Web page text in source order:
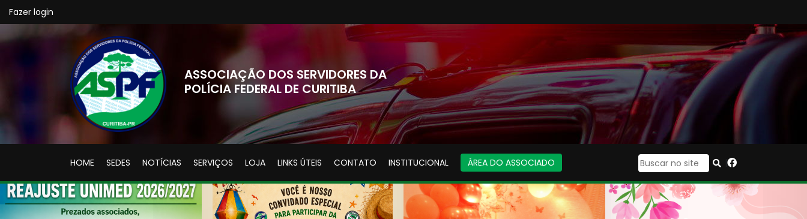
Fazer login
ASSOCIAÇÃO DOS SERVIDORES DA
POLÍCIA FEDERAL DE CURITIBA
HOME SEDES NOTÍCIAS SERVIÇOS LOJA LINKS ÚTEIS CONTATO INSTITUCIONAL ÁREA DO ASSOCIADO |